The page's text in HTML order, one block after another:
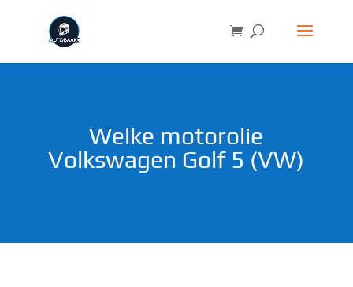
Welke motorolie
Volkswagen Golf 5 (VW)